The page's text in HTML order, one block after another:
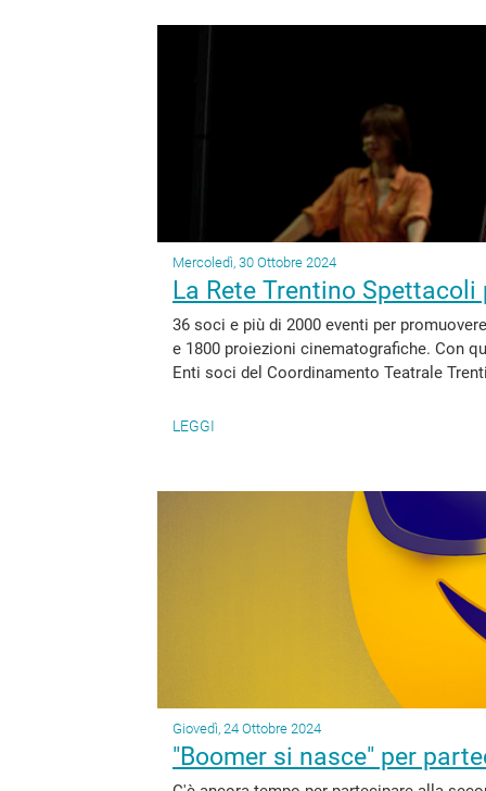
Mercoledì, 30 Ottobre 2024
La Rete Trentino
36 soci e più di 2000 eventi per
e 1800 proiezioni cinematografiche. Con
Enti soci del Coordinamento Teatrale
LEGGI
Giovedì, 24 Ottobre 2024
"Boomer si nasce" per